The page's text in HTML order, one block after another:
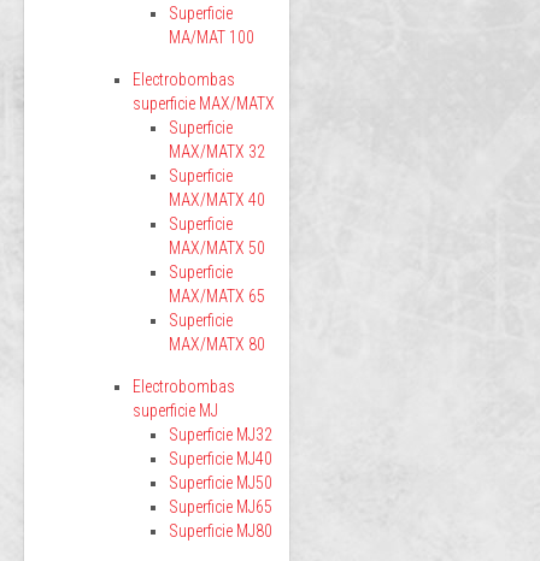
Superficie
MA/MAT 100
Electrobombas
superficie MAX/MATX
Superficie
MAX/MATX 32
Superficie
MAX/MATX 40
Superficie
MAX/MATX 50
Superficie
MAX/MATX 65
Superficie
MAX/MATX 80
Electrobombas
superficie MJ
Superficie MJ32
Superficie MJ40
Superficie MJ50
Superficie MJ65
Superficie MJ80